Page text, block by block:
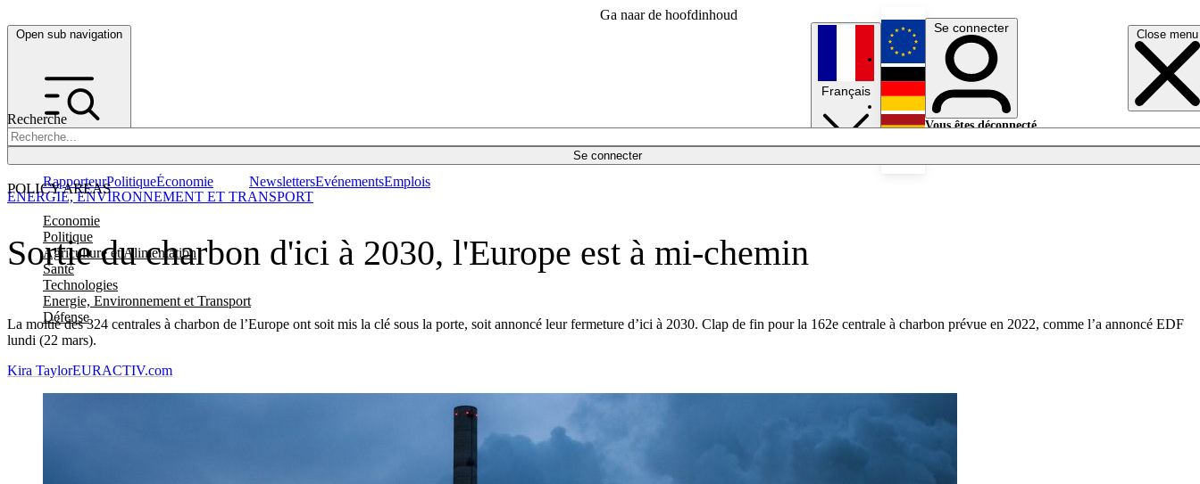
Ga naar de hoofdinhoud
Open sub navigation Close menu
Recherche
Se connecter
POLICY AREAS
Economie
Politique
Agriculture et Alimentation
Santé
Technologies
Energie, Environnement et Transport
Défense
RapporteurPolitiqueÉconomie NewslettersEvénementsEmplois
Français
English
Deutsch
Se connecter
Vous êtes déconnecté.
Sortie du charbon d'ici à 2030, l'Europe est à mi-chemin
La moitié des 324 centrales à charbon de l’Europe ont soit mis la clé sous la porte, soit annoncé leur fermeture d’ici à 2030. Clap de fin pour la 162e centrale à charbon prévue en 2022, comme l’a annoncé EDF
lundi (22 mars).
ENERGIE, ENVIRONNEMENT ET TRANSPORT
Kira TaylorEURACTIV.com